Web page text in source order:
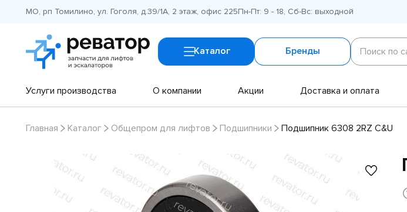
МО, рп Томилино, ул. Гоголя, д.39/1А, 2 этаж, офис 225Пн-Пт: 9 - 18, Сб-Вс: выходной
Каталог Бренды
Поиск
по
сайту
Поиск по
Услуги производства О компании Акции Доставка и оплата
Главная Каталог Общепром для лифтов Подшипники Подшипник 6308 2RZ C&U